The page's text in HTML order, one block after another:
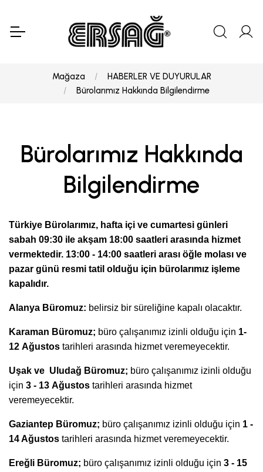
Mağaza
HABERLER VE DUYURULAR
Bürolarımız Hakkında Bilgilendirme
Bürolarımız Hakkında
Bilgilendirme
Türkiye Bürolarımız, hafta içi ve cumartesi günleri
sabah 09:30 ile akşam 18:00 saatleri arasında hizmet
vermektedir. 13:00 - 14:00 saatleri arası öğle molası ve
pazar günü resmi tatil olduğu için bürolarımız işleme
kapalıdır.
Alanya Büromuz: belirsiz bir süreliğine kapalı olacaktır.
Karaman Büromuz; büro çalışanımız izinli olduğu için 1-
12 Ağustos tarihleri arasında hizmet veremeyecektir.
Uşak ve Uludağ Büromuz; büro çalışanımız izinli olduğu
için 3 - 13 Ağustos tarihleri arasında hizmet
veremeyecektir.
Gaziantep Büromuz; büro çalışanımız izinli olduğu için 1 -
14Ağustos tarihleri arasında hizmet veremeyecektir.
Ereğli Büromuz; büro çalışanımız izinli olduğu için 3 - 15